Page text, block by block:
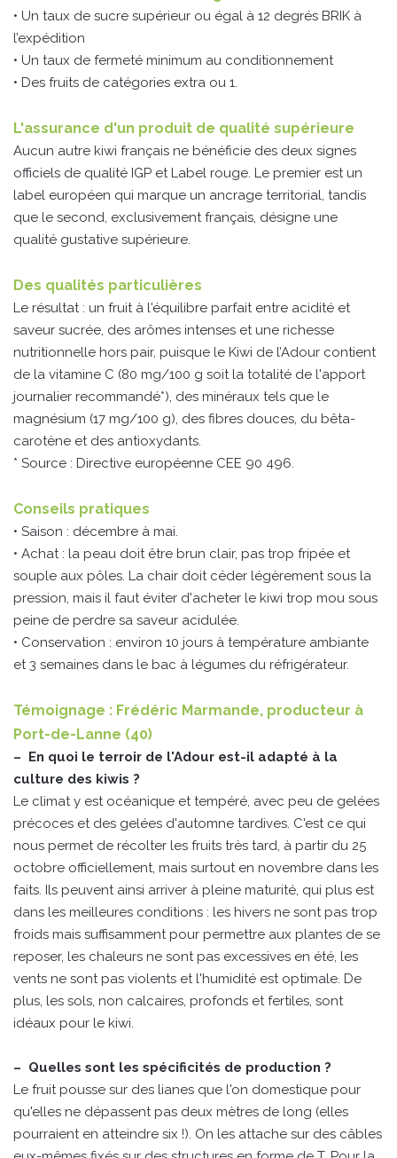
• Un taux de sucre supérieur ou égal à 12 degrés BRIK à
l’expédition
• Un taux de fermeté minimum au conditionnement
• Des fruits de catégories extra ou 1.
L'assurance d'un produit de qualité supérieure
Aucun autre kiwi français ne bénéficie des deux signes
officiels de qualité IGP et Label rouge. Le premier est un
label européen qui marque un ancrage territorial, tandis
que le second, exclusivement français, désigne une
qualité gustative supérieure.
Des qualités particulières
Le résultat : un fruit à l'équilibre parfait entre acidité et
saveur sucrée, des arômes intenses et une richesse
nutritionnelle hors pair, puisque le Kiwi de l’Adour contient
de la vitamine C (80 mg/100 g soit la totalité de l'apport
journalier recommandé*), des minéraux tels que le
magnésium (17 mg/100 g), des fibres douces, du bêta-
carotène et des antioxydants.
* Source : Directive européenne CEE 90 496.
Conseils pratiques
• Saison : décembre à mai.
• Achat : la peau doit être brun clair, pas trop fripée et
souple aux pôles. La chair doit céder légèrement sous la
pression, mais il faut éviter d'acheter le kiwi trop mou sous
peine de perdre sa saveur acidulée.
• Conservation : environ 10 jours à température ambiante
et 3 semaines dans le bac à légumes du réfrigérateur.
Témoignage : Frédéric Marmande, producteur à
Port-de-Lanne (40)
– En quoi le terroir de l'Adour est-il adapté à la
culture des kiwis ?
Le climat y est océanique et tempéré, avec peu de gelées
précoces et des gelées d'automne tardives. C'est ce qui
nous permet de récolter les fruits très tard, à partir du 25
octobre officiellement, mais surtout en novembre dans les
faits. Ils peuvent ainsi arriver à pleine maturité, qui plus est
dans les meilleures conditions : les hivers ne sont pas trop
froids mais suffisamment pour permettre aux plantes de se
reposer, les chaleurs ne sont pas excessives en été, les
vents ne sont pas violents et l'humidité est optimale. De
plus, les sols, non calcaires, profonds et fertiles, sont
idéaux pour le kiwi.
– Quelles sont les spécificités de production ?
Le fruit pousse sur des lianes que l'on domestique pour
qu'elles ne dépassent pas deux mètres de long (elles
pourraient en atteindre six !). On les attache sur des câbles